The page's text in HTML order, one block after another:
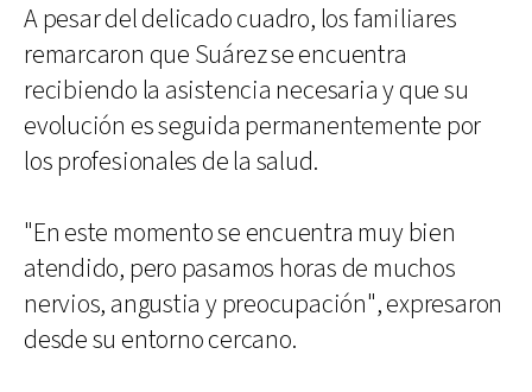
A pesar del delicado cuadro, los familiares
remarcaron que Suárez se encuentra
recibiendo la asistencia necesaria y que su
evolución es seguida permanentemente por
los profesionales de la salud.
"En este momento se encuentra muy bien
atendido, pero pasamos horas de muchos
nervios, angustia y preocupación", expresaron
desde su entorno cercano.